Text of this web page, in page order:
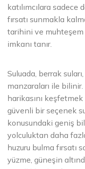
katılımcılara sadece
fırsatı sunmakla
tarihini ve
imkanı tanır.
Suluada, berrak
manzaraları ile
harikasını
güvenli bir seçenek
konusundaki geniş
yolculuktan daha
huzuru bulma fırsatı
yüzme, güneşin